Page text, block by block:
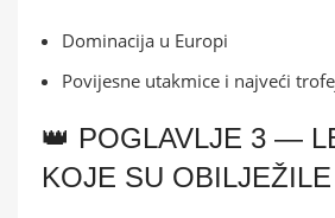
Dominacija u Europi
Povijesne utakmice i najveći
👑 POGLAVLJE 3 —
KOJE SU